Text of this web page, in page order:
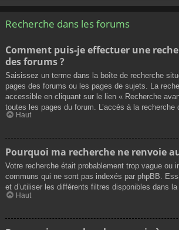
Recherche dans les forums
Comment puis-je effectuer une
des forums ?
Saisissez un terme dans la boîte de recherche
pages des forums ou les pages de sujets. La
accessible en cliquant sur le lien « Recherche
toutes les pages du forum. L’accès à la recherche
Haut
Pourquoi ma recherche ne renvoie
Votre recherche était probablement trop vague ou
communs qui ne sont pas indexés par phpBB.
et d’utiliser les différents filtres disponibles dans
Haut